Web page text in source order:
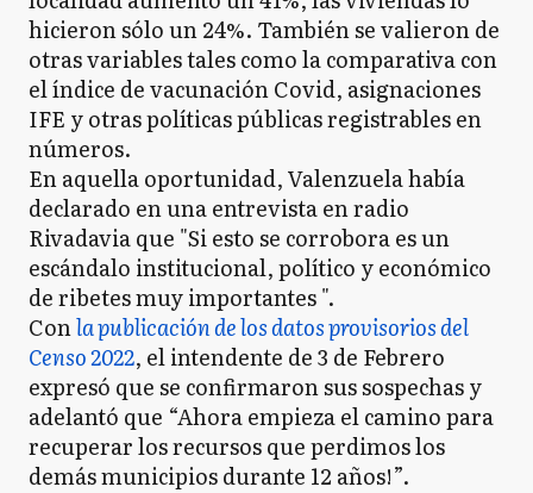
hicieron sólo un 24%. También se valieron de
otras variables tales como la comparativa con
el índice de vacunación Covid, asignaciones
IFE y otras políticas públicas registrables en
números.
En aquella oportunidad, Valenzuela había
declarado en una entrevista en radio
Rivadavia que "Si esto se corrobora es un
escándalo institucional, político y económico
de ribetes muy importantes ".
Conla publicación de los datos provisorios del
Censo 2022, el intendente de 3 de Febrero
expresó que se confirmaron sus sospechas y
adelantó que “Ahora empieza el camino para
recuperar los recursos que perdimos los
demás municipios durante 12 años!”.